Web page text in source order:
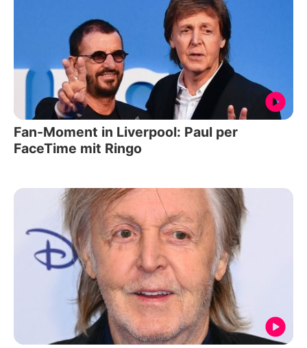
Fan-Moment in Liverpool: Paul per
FaceTime mit Ringo